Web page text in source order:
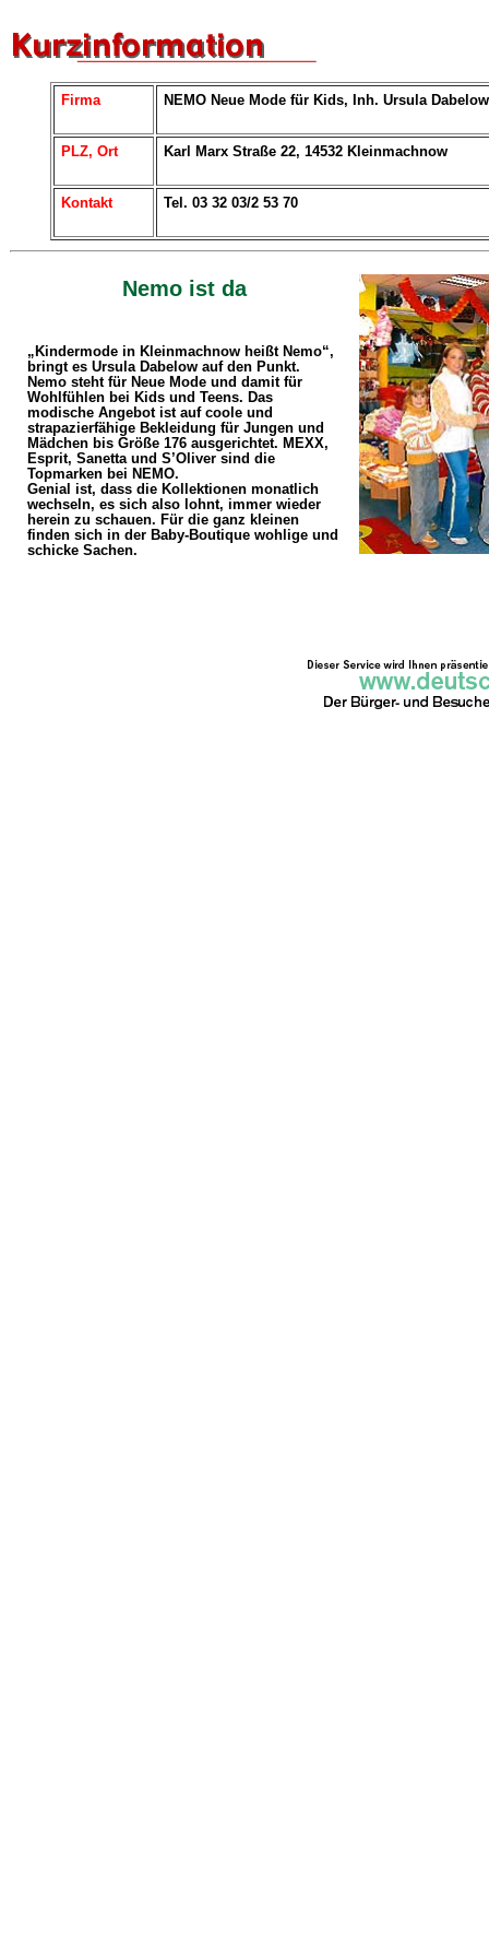
Firma NEMO Neue Mode für Kids, Inh. Ursula Dabelow
PLZ, Ort Karl Marx Straße 22, 14532 Kleinmachnow
Kontakt Tel. 03 32 03/2 53 70
Nemo ist da
„Kindermode in Kleinmachnow heißt Nemo“,
bringt es Ursula Dabelow auf den Punkt.
Nemo steht für Neue Mode und damit für
Wohlfühlen bei Kids und Teens. Das
modische Angebot ist auf coole und
strapazierfähige Bekleidung für Jungen und
Mädchen bis Größe 176 ausgerichtet. MEXX,
Esprit, Sanetta und S’Oliver sind die
Topmarken bei NEMO.
Genial ist, dass die Kollektionen monatlich
wechseln, es sich also lohnt, immer wieder
herein zu schauen. Für die ganz kleinen
finden sich in der Baby-Boutique wohlige und
schicke Sachen.